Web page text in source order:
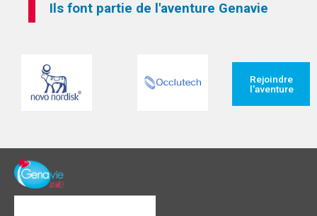
Ils font partie de l'aventure Genavie
Rejoindre
l'aventure